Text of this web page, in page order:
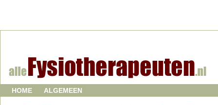
HOME ALGEMEEN